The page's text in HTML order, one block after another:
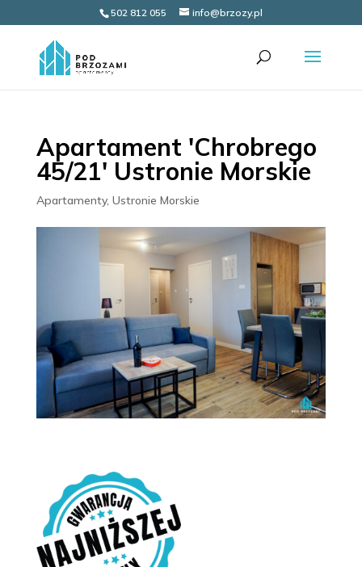
502 812 055 info@brzozy.pl
Apartament 'Chrobrego
45/21′ Ustronie Morskie
Apartamenty, Ustronie Morskie